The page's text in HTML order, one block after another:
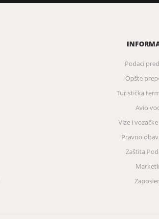
Podaci
Opšte
Turistička
Avio
Vize i
Pravno
Zaštita